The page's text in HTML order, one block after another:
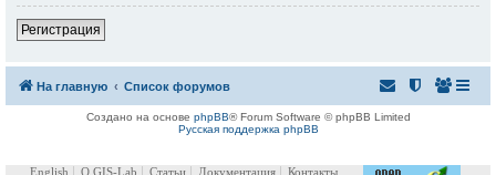
Регистрация
На главную Список форумов
Создано на основе phpBB® Forum Software © phpBB Limited
Русская поддержка phpBB
English О GIS-Lab Статьи Документация Контакты